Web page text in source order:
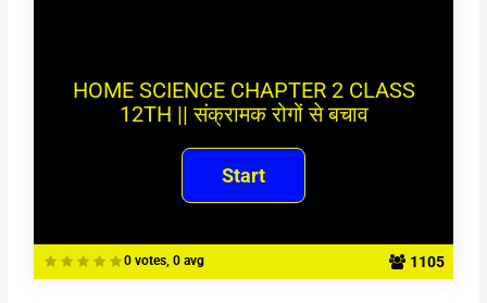
0 votes, 0 avg 1105
HOME SCIENCE CHAPTER 2 CLASS
12TH || संक्रामक रोगों से बचाव